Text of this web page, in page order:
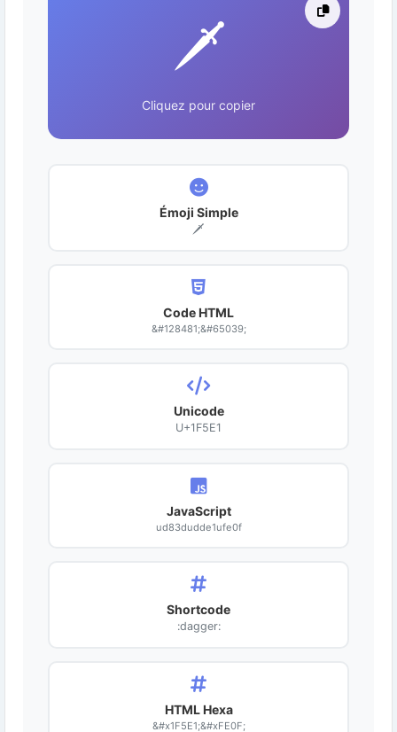
🗡️
Cliquez pour copier
Émoji Simple
🗡️
Code HTML
&#128481;&#65039;
Unicode
U+1F5E1
JavaScript
ud83dudde1ufe0f
Shortcode
:dagger:
HTML Hexa
&#x1F5E1;&#xFE0F;